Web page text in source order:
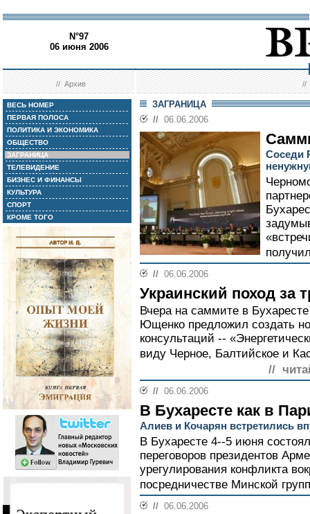
N°97
06 июня 2006
//Архив //
ВЕСЬ НОМЕР
ПЕРВАЯ ПОЛОСА
ПОЛИТИКА И ЭКОНОМИКА
ОБЩЕСТВО
ЗАГРАНИЦА
ТЕЛЕВИДЕНИЕ
БИЗНЕС И ФИНАНСЫ
КУЛЬТУРА
СПОРТ
КРОМЕ ТОГО
ЗАГРАНИЦА
// 06.06.2006
Соседи
// 06.06.2006
Украинский поход за
Вчера на саммите в
Ющенко предложил создать
консультаций --
виду Черное, Балтийское и
//
// 06.06.2006
В Бухаресте как в
Алиев и Кочарян встретились
В Бухаресте 4--5 июня
переговоров президентов
урегулирования конфликта
посредничестве Минской
// 06.06.2006